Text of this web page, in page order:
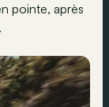
pointe, après